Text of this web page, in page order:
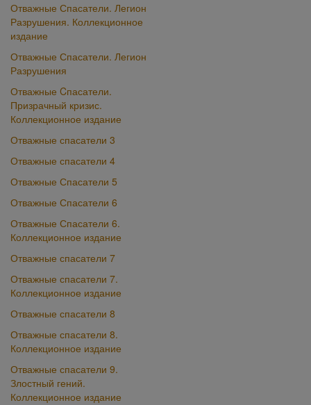
Отважные Спасатели. Легион
Разрушения. Коллекционное
издание
Отважные Спасатели. Легион
Разрушения
Отважные Cпасатели.
Призрачный кризис.
Коллекционное издание
Отважные спасатели 3
Отважные спасатели 4
Отважные Спасатели 5
Отважные Спасатели 6
Отважные Спасатели 6.
Коллекционное издание
Отважные спасатели 7
Отважные спасатели 7.
Коллекционное издание
Отважные спасатели 8
Отважные спасатели 8.
Коллекционное издание
Отважные спасатели 9.
Злостный гений.
Коллекционное издание